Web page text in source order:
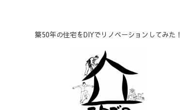
築50年の住宅をDIYでリノベーションしてみた！